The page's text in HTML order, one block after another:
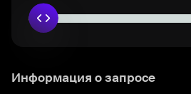
Информация о запросе